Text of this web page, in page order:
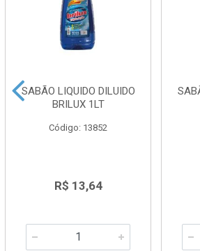
SABÃO LIQUIDO DILUIDO
BRILUX 1LT
Código: 13852
R$ 13,64